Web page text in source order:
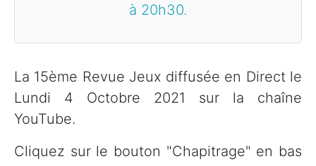
à 20h30.
La 15ème Revue Jeux diffusée en Direct le
Lundi 4 Octobre 2021 sur la chaîne
YouTube.
Cliquez sur le bouton "Chapitrage" en bas